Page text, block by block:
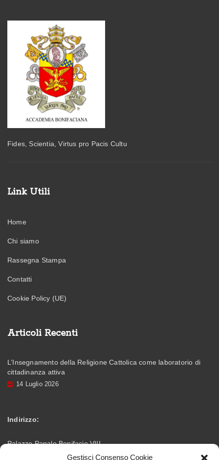
Gestisci Consenso Cookie
Fides, Scientia, Virtus pro Pacis Cultu
Link Utili
Home
Chi siamo
Rassegna Stampa
Contatti
Cookie Policy (UE)
Articoli Recenti
L’Insegnamento della Religione Cattolica come laboratorio di
cittadinanza attiva
14 Luglio 2026
Indirizzo:
Palazzo Papale Bonifacio VIII